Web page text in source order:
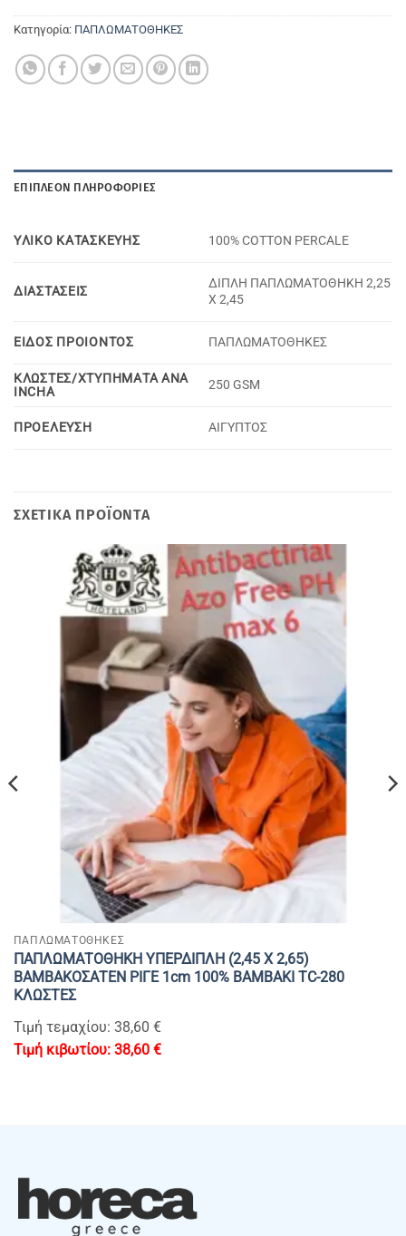
Κατηγορία: ΠΑΠΛΩΜΑΤΟΘΗΚΕΣ
ΕΠΙΠΛΈΟΝ ΠΛΗΡΟΦΟΡΊΕΣ
YΛΙΚΟ KΑΤΑΣΚΕΥΗΣ 100% COTTON PERCALE
ΔΙΑΣΤΑΣΕΙΣ
ΔΙΠΛΗ ΠΑΠΛΩΜΑΤΟΘΗΚΗ 2,25
Χ 2,45
ΕΙΔΟΣ ΠΡΟΙΟΝΤΟΣ ΠΑΠΛΩΜΑΤΟΘΗΚΕΣ
ΚΛΩΣΤΕΣ/ΧΤΥΠΗΜΑΤΑ ΑΝΑ
INCHA
250 GSM
ΠΡΟΕΛΕΥΣΗ ΑΙΓΥΠΤΟΣ
ΣΧΕΤΙΚΆ ΠΡΟΪΌΝΤΑ
ΠΑΠΛΩΜΑΤΟΘΗΚΕΣ
ΠΑΠΛΩΜΑΤΟΘΗΚΗ ΥΠΕΡΔΙΠΛΗ (2,45 Χ 2,65)
ΒΑΜΒΑΚΟΣΑΤΕΝ ΡΙΓΕ 1cm 100% BAMBAKI TC-280
ΚΛΩΣΤΕΣ
Τιμή τεμαχίου: 38,60 €
38,60 €